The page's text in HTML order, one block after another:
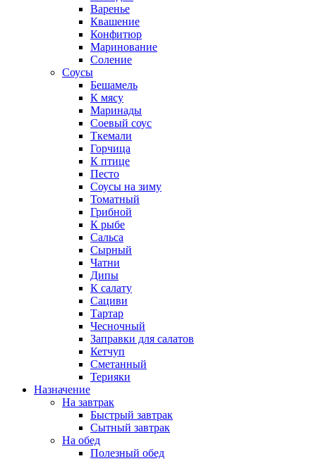
Варенье
Квашение
Конфитюр
Маринование
Соление
Соусы
Бешамель
К мясу
Маринады
Соевый соус
Ткемали
Горчица
К птице
Песто
Соусы на зиму
Томатный
Грибной
К рыбе
Сальса
Сырный
Чатни
Дипы
К салату
Сациви
Тартар
Чесночный
Заправки для салатов
Кетчуп
Сметанный
Терияки
Назначение
На завтрак
Быстрый завтрак
Сытный завтрак
На обед
Полезный обед